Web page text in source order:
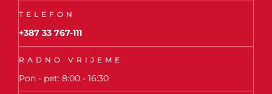
TELEFON
+387 33 767-111
RADNO VRIJEME
Pon - pet: 8:00 - 16:30